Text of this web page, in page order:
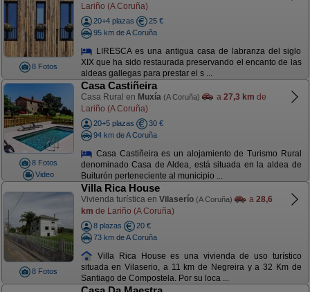
8 Fotos
Lariño (A Coruña)
20+4 plazas
25 €
95 km de A Coruña
LIRESCA es una antigua casa de labranza del siglo
XIX que ha sido restaurada preservando el encanto de las
aldeas gallegas para prestar el s ...
8 Fotos
Video
Casa Castiñeira
Casa Rural en Muxía (A Coruña) a 27,3 km de
Lariño (A Coruña)
20+5 plazas
30 €
94 km de A Coruña
Casa Castiñeira es un alojamiento de Turismo Rural
denominado Casa de Aldea, está situada en la aldea de
Buiturón perteneciente al municipio ...
8 Fotos
Villa Rica House
Vivienda turística en Vilaserío (A Coruña) a 28,6
km de Lariño (A Coruña)
8 plazas
20 €
73 km de A Coruña
Villa Rica House es una vivienda de uso turístico
situada en Vilaserio, a 11 km de Negreira y a 32 Km de
Santiago de Compostela. Por su loca ...